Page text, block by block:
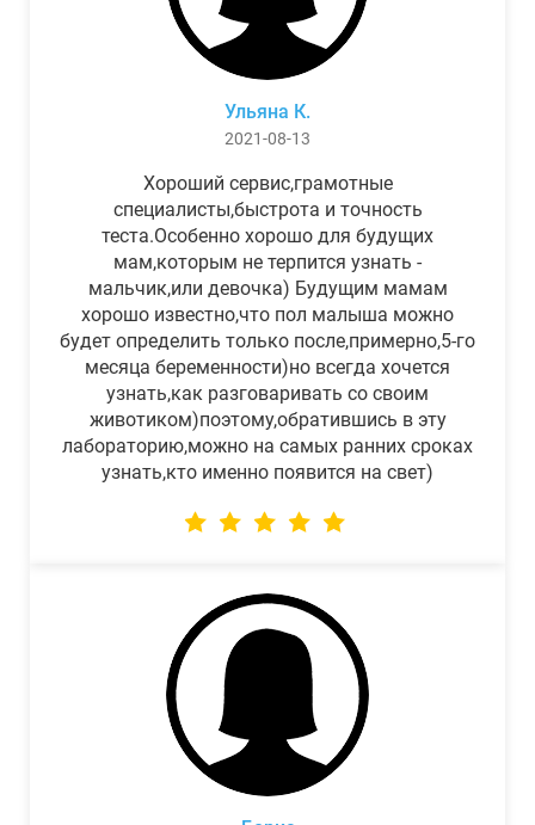
Ульяна К.
2021-08-13
Хороший сервис,грамотные
специалисты,быстрота и точность
теста.Особенно хорошо для будущих
мам,которым не терпится узнать -
мальчик,или девочка) Будущим мамам
хорошо известно,что пол малыша можно
будет определить только после,примерно,5-го
месяца беременности)но всегда хочется
узнать,как разговаривать со своим
животиком)поэтому,обратившись в эту
лабораторию,можно на самых ранних сроках
узнать,кто именно появится на свет)